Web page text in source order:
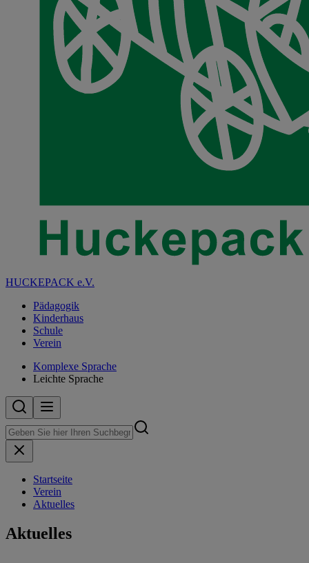
HUCKEPACK e.V.
Pädagogik
Kinderhaus
Schule
Verein
Komplexe Sprache
Leichte Sprache
Startseite
Verein
Aktuelles
Aktuelles